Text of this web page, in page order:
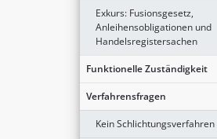
Exkurs: Fusionsgesetz,
Anleihensobligationen und
Handelsregistersachen
Funktionelle Zuständigkeit
Verfahrensfragen
Kein Schlichtungsverfahren